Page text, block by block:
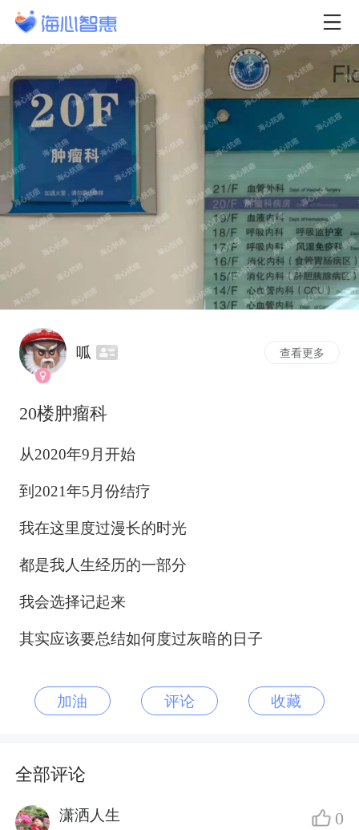
呱 查看更多
20楼肿瘤科
从2020年9月开始
到2021年5月份结疗
我在这里度过漫长的时光
都是我人生经历的一部分
我会选择记起来
其实应该要总结如何度过灰暗的日子
加油 评论 收藏
全部评论
潇洒人生
0